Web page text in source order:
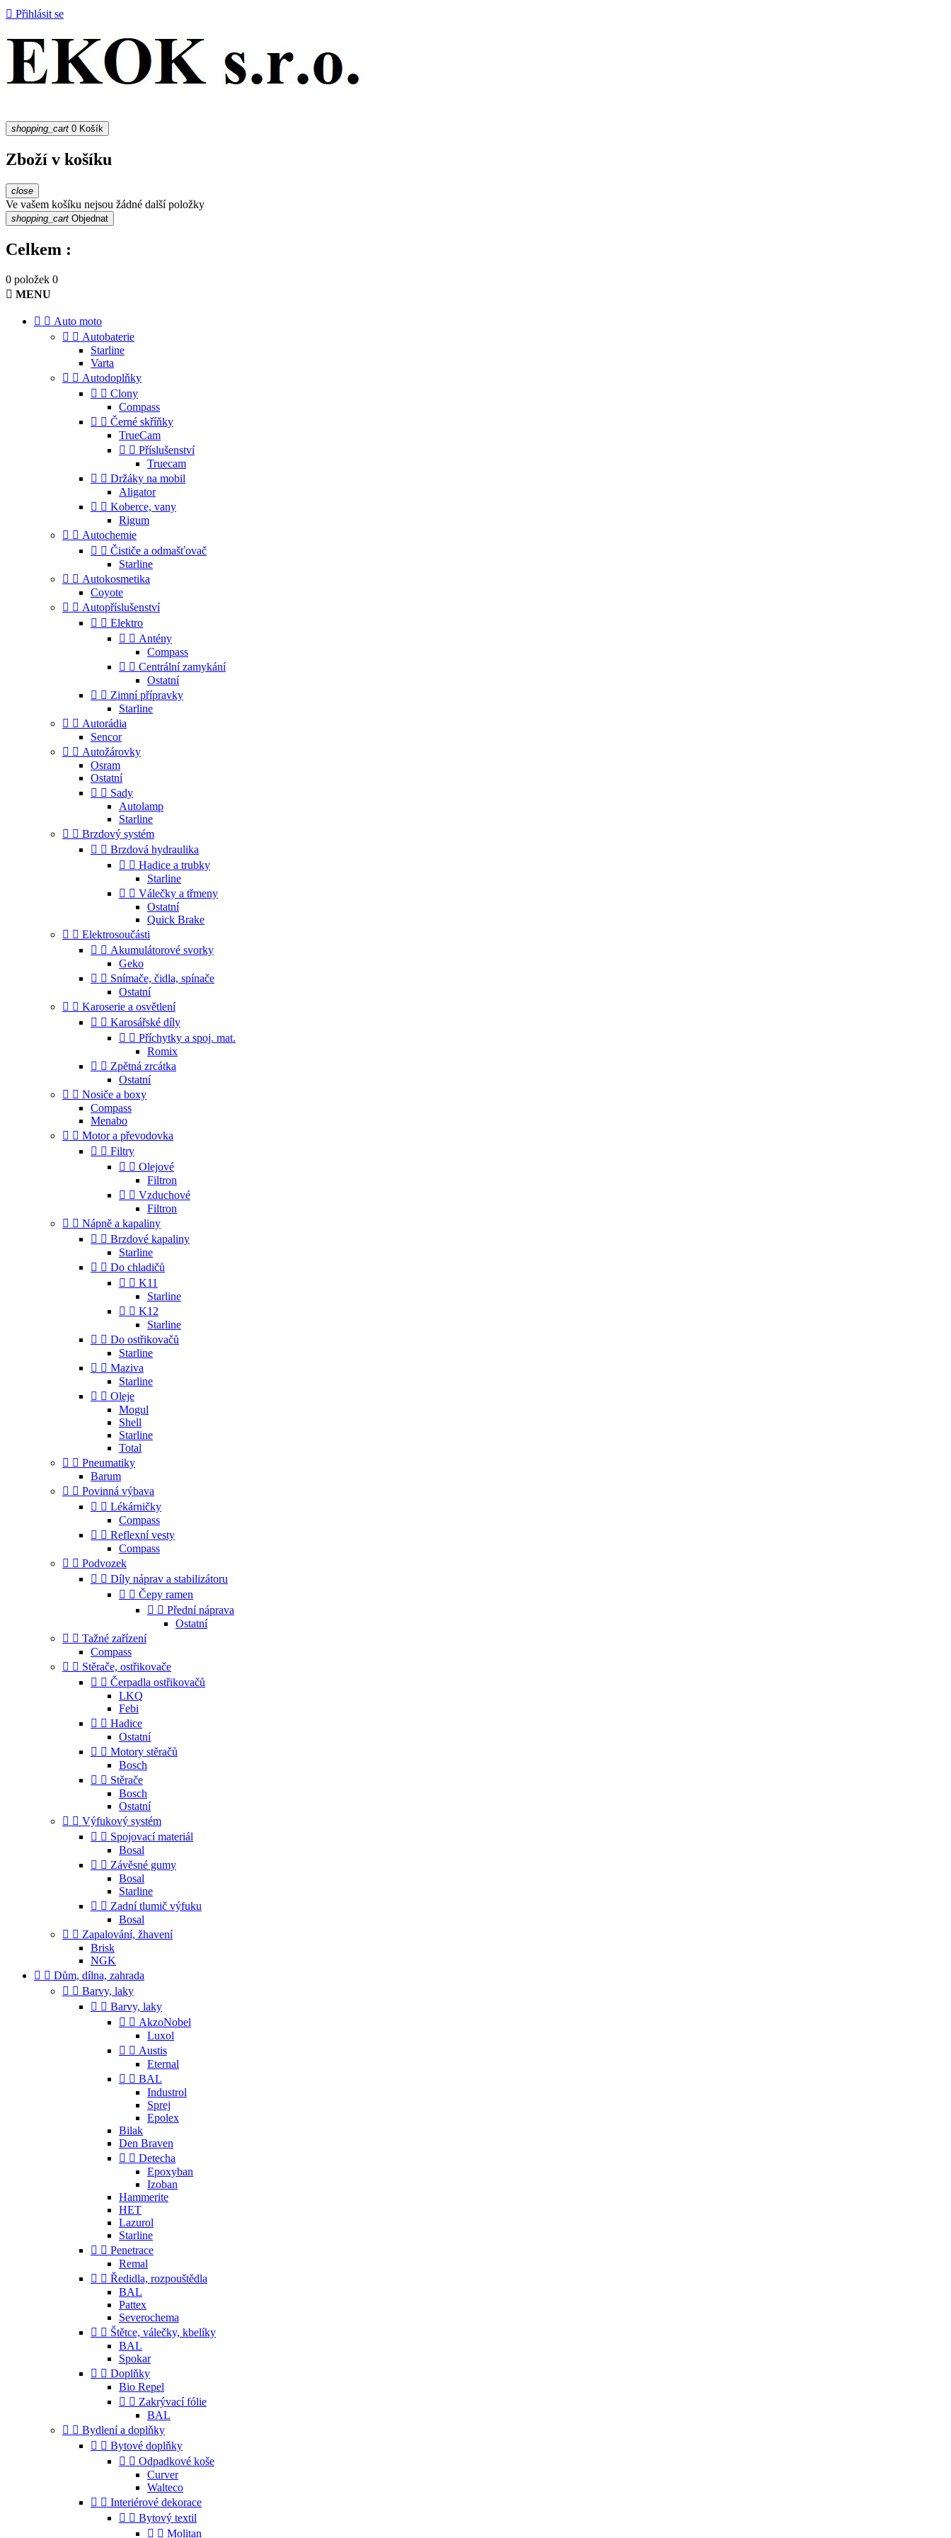
 Přihlásit se
shopping_cart 0 Košík
Zboží v košíku
close
Ve vašem košíku nejsou žádné další položky
shopping_cart Objednat
Celkem :
0 položek 0
 MENU
  Auto moto
  Autobaterie
Starline
Varta
  Autodoplňky
  Clony
Compass
  Černé skříňky
TrueCam
  Příslušenství
Truecam
  Držáky na mobil
Aligator
  Koberce, vany
Rigum
  Autochemie
  Čističe a odmašťovač
Starline
  Autokosmetika
Coyote
  Autopříslušenství
  Elektro
  Antény
Compass
  Centrální zamykání
Ostatní
  Zimní přípravky
Starline
  Autorádia
Sencor
  Autožárovky
Osram
Ostatní
  Sady
Autolamp
Starline
  Brzdový systém
  Brzdová hydraulika
  Hadice a trubky
Starline
  Válečky a třmeny
Ostatní
Quick Brake
  Elektrosoučásti
  Akumulátorové svorky
Geko
  Snímače, čidla, spínače
Ostatní
  Karoserie a osvětlení
  Karosářské díly
  Příchytky a spoj. mat.
Romix
  Zpětná zrcátka
Ostatní
  Nosiče a boxy
Compass
Menabo
  Motor a převodovka
  Filtry
  Olejové
Filtron
  Vzduchové
Filtron
  Nápně a kapaliny
  Brzdové kapaliny
Starline
  Do chladičů
  K11
Starline
  K12
Starline
  Do ostřikovačů
Starline
  Maziva
Starline
  Oleje
Mogul
Shell
Starline
Total
  Pneumatiky
Barum
  Povinná výbava
  Lékárničky
Compass
  Reflexní vesty
Compass
  Podvozek
  Díly náprav a stabilizátoru
  Čepy ramen
  Přední náprava
Ostatní
  Tažné zařízení
Compass
  Stěrače, ostřikovače
  Čerpadla ostřikovačů
LKQ
Febi
  Hadice
Ostatní
  Motory stěračů
Bosch
  Stěrače
Bosch
Ostatní
  Výfukový systém
  Spojovací materiál
Bosal
  Závěsné gumy
Bosal
Starline
  Zadní tlumič výfuku
Bosal
  Zapalování, žhavení
Brisk
NGK
  Dům, dílna, zahrada
  Barvy, laky
  Barvy, laky
  AkzoNobel
Luxol
  Austis
Eternal
  BAL
Industrol
Sprej
Epolex
Bilak
Den Braven
  Detecha
Epoxyban
Izoban
Hammerite
HET
Lazurol
Starline
  Penetrace
Remal
  Ředidla, rozpouštědla
BAL
Pattex
Severochema
  Štětce, válečky, kbelíky
BAL
Spokar
  Doplňky
Bio Repel
  Zakrývací fólie
BAL
  Bydlení a doplňky
  Bytové doplňky
  Odpadkové koše
Curver
Walteco
  Interiérové dekorace
  Bytový textil
  Molitan